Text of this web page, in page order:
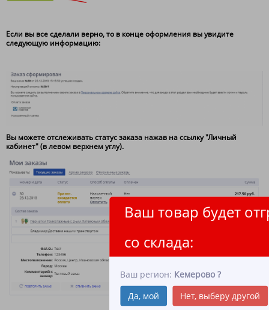
Ваш товар будет
со склада:
Ваш регион: Кемерово ?
Да, мой
Нет, выберу другой
Если вы все сделали верно, то в конце оформления вы увидите
следующую информацию:
Вы можете отслеживать статус заказа нажав на ссылку "Личный
кабинет" (в левом верхнем углу).